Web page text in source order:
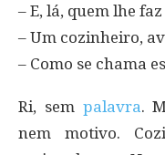
– E, lá, quem lhe
– Um cozinheiro,
– Como se chama
Ri, sem palavra.
nem motivo.